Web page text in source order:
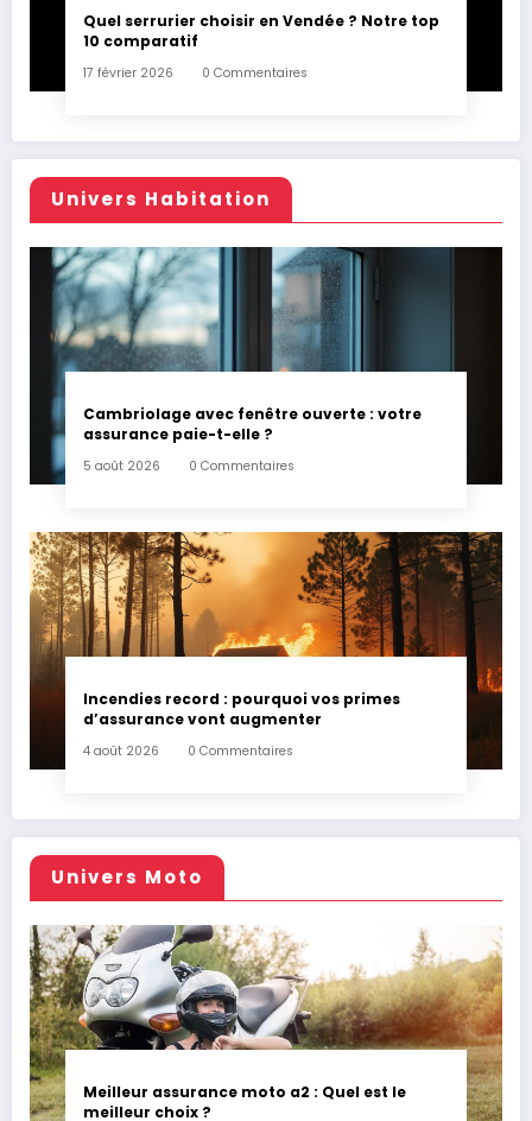
Quel serrurier choisir en Vendée ? Notre top
10 comparatif
17 février 2026 0 Commentaires
Univers Habitation
Cambriolage avec fenêtre ouverte : votre
assurance paie-t-elle ?
5 août 2026 0 Commentaires
Incendies record : pourquoi vos primes
d’assurance vont augmenter
4 août 2026 0 Commentaires
Univers Moto
Meilleur assurance moto a2 : Quel est le
meilleur choix ?